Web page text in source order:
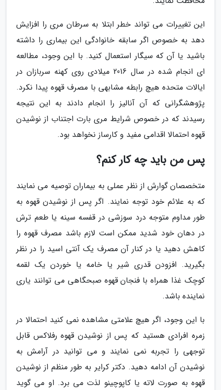
این تغییرات می تواند خطر ابتلا به سرطان مری را افزایش
دهد به خصوص اگر سابقه خانوادگی این بیماری را داشته
باشید یا آن که سیگار استعمال کنید. با این وجود، مطالعه
ای انجام شده در سال 2016 میلادی روی کهنه سربازان در
ایالات متحده هیچ رابطه مشابهی با مصرف قهوه پیدا نکرد.
پژوهشگرانی که آن آنالیز را انجام دادند به این نتیجه
رسیدند که در خصوص شرایط مری بارت اجتناب از نوشیدن
قهوه احتمالا اقدامی مفید و کارساز نخواهد بود.
پس من باید چه کار کنم؟
متخصصان گوارش از نظر عملی به بیماران توصیه می نمایند
که به علائم خود توجه نمایند. اگر پس از نوشیدن قهوه به
طور مداوم متوجه درد سوزشی در قفسه سینه یا طعم ترش
در دهان خود شدید ممکن است لازم باشد مصرف قهوه را
کاهش دهید یا در کنار آن مصرف یک آنتی اسید را در نظر
بگیرید. افزودن قدری شیر یا خامه یا خوردن یک لقمه
کوچک غذا همراه با فنجان قهوه صبحگاهی می توانند یاری
نماینده باشد.
با این وجود، اگر هیچ علامتی مشاهده نمی کنید احتمالا در
زمره افرادی هستید که پس از نوشیدن قهوه رفلاکس قابل
توجهی را تجربه نمی نمایند و می توانید در آرامش به
نوشیدن آن ادامه دهید. دکتر کرایر به طور منظم از نوشیدن
قهوه به صورت لاته یا کاپوچینو لذت می برد. او می گوید